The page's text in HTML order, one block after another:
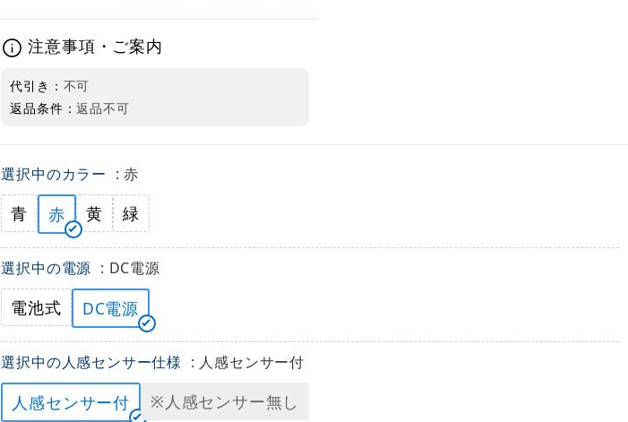
注意事項・ご案内
代引き： 不可
返品条件：返品不可
選択中のカラー : 赤
青 赤 黄 緑
選択中の電源 : DC電源
電池式 DC電源
選択中の人感センサー仕様 : 人感センサー付
人感センサー付 ※人感センサー無し